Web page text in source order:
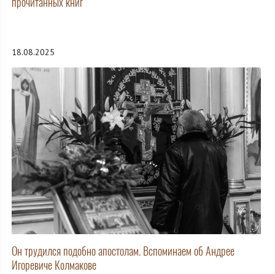
18.08.2025
Он трудился подобно апостолам. Вспоминаем об Андрее
Игоревиче Колмакове